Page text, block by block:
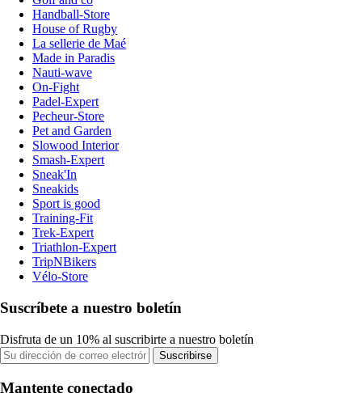
Handball-Store
House of Rugby
La sellerie de Maé
Made in Paradis
Nauti-wave
On-Fight
Padel-Expert
Pecheur-Store
Pet and Garden
Slowood Interior
Smash-Expert
Sneak'In
Sneakids
Sport is good
Training-Fit
Trek-Expert
Triathlon-Expert
TripNBikers
Vélo-Store
Suscríbete a nuestro boletín
Disfruta de un 10% al suscribirte a nuestro boletín
Suscribirse
Mantente conectado